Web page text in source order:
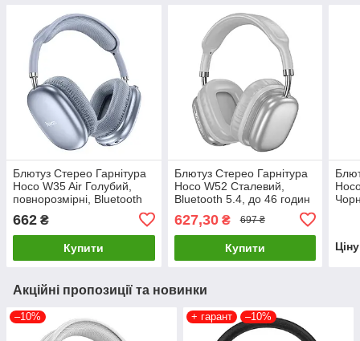
Блютуз Стерео Гарнітура
Hoco W35 Air Голубий,
повнорозмірні, Bluetooth
662 ₴
Купити
Блютуз Стерео Гарнітура
Hoco W52 Сталевий,
Bluetooth 5.4, до 46 годин
627,30₴ 697 ₴
Купити
Акційні пропозиції та новинки
–10% + гарант –10%